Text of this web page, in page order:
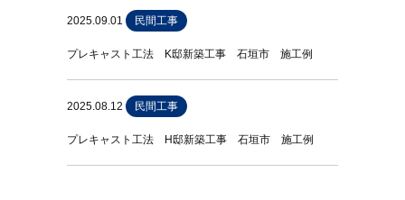
2025.09.01 民間工事
プレキャスト工法 K邸新築工事 石垣市 施工例
2025.08.12 民間工事
プレキャスト工法 H邸新築工事 石垣市 施工例